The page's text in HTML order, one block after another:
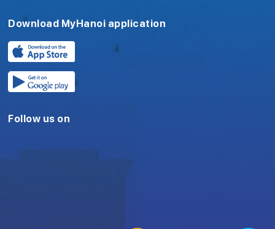
Download MyHanoi application
Follow us on